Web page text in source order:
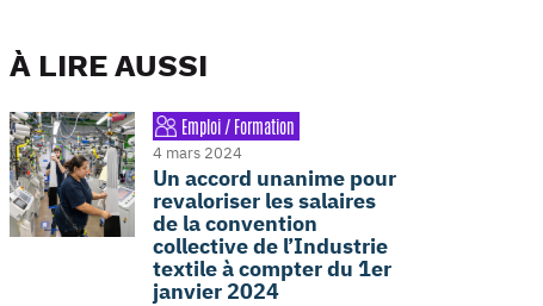
À LIRE AUSSI
Emploi / Formation
4 mars 2024
Un accord unanime pour
revaloriser les salaires
de la convention
collective de l’Industrie
textile à compter du 1er
janvier 2024